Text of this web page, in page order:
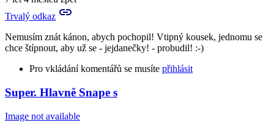
Trvalý odkaz
Nemusím znát kánon, abych pochopil! Vtipný kousek, jednomu se
chce štípnout, aby už se - jejdanečky! - probudil! :-)
Pro vkládání komentářů se musíte přihlásit
Super. Hlavně Snape s
Image not available